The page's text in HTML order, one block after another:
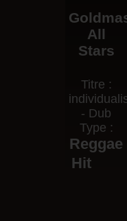
All
Stars
Titre :
- Dub
Type :
Reggae
Hit